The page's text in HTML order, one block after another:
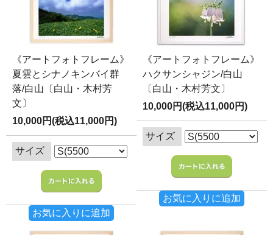
《アートフォトフレーム》
夏雲とシナノキンバイ群
落/白山〔白山・木村芳
文〕
10,000円(税込11,000円)
サイズ
お気に入りに追加
《アートフォトフレーム》
ハクサンシャジン/白山
〔白山・木村芳文〕
10,000円(税込11,000円)
サイズ
お気に入りに追加